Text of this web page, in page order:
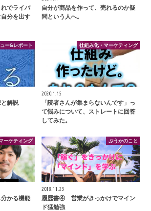
れでライバ
分を出す
自分が商品を作って、売れるのか疑
問という人へ。
ー&レポート
と解説
仕組み化・マーケティング
2020.1.15
「読者さんが集まらないんです」っ
て悩みについて、ストレートに回答
してみた。
ーケティング
かる機能
ぷうかのこと
2018.11.23
履歴書④ 営業がきっかけでマイン
ド猛勉強